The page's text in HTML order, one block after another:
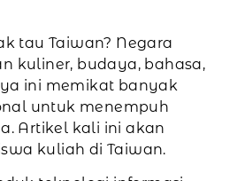
tau Taiwan? Negara
kuliner, budaya, bahasa,
ini memikat banyak
untuk menempuh
Artikel kali ini akan
kuliah di Taiwan.